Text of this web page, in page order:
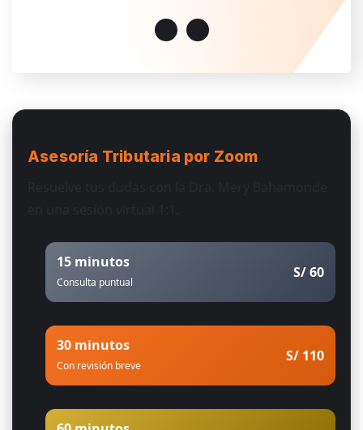
Asesoría Tributaria por Zoom
15 minutos
Consulta puntual
S/ 60
30 minutos
Con revisión breve
S/ 110